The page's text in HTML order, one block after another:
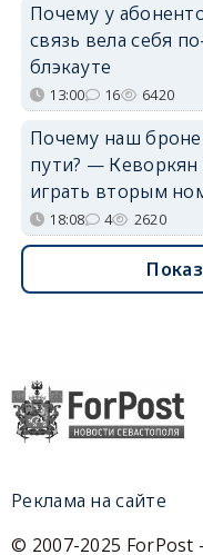
Почему у
связь вела себя
блэкауте
13:00 16 6420
Почему наш
пути? — Кеворкян
играть вторым
18:08 4 2620
Реклама на сайте
© 2007-2025 ForPost